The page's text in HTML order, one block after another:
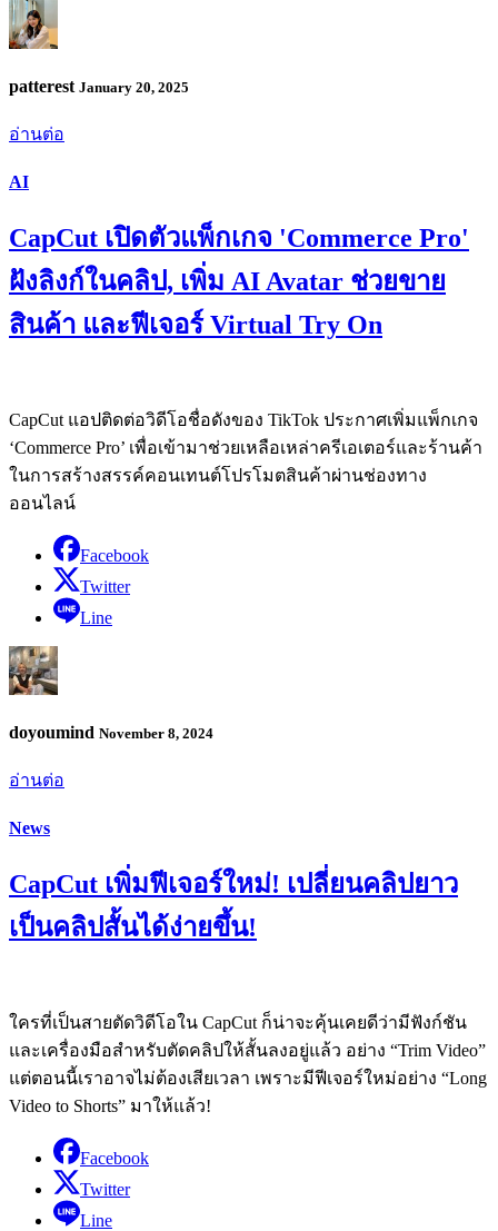
patterest January 20, 2025
อ่านต่อ
AI
CapCut เปิดตัวแพ็กเกจ 'Commerce Pro'
ฝังลิงก์ในคลิป, เพิ่ม AI Avatar ช่วยขาย
สินค้า และฟีเจอร์ Virtual Try On
CapCut แอปติดต่อวิดีโอชื่อดังของ TikTok ประกาศเพิ่มแพ็กเกจ
‘Commerce Pro’ เพื่อเข้ามาช่วยเหลือเหล่าครีเอเตอร์และร้านค้า
ในการสร้างสรรค์คอนเทนต์โปรโมตสินค้าผ่านช่องทาง
ออนไลน์
Facebook
Twitter
Line
doyoumind November 8, 2024
อ่านต่อ
News
CapCut เพิ่มฟีเจอร์ใหม่! เปลี่ยนคลิปยาว
เป็นคลิปสั้นได้ง่ายขึ้น!
ใครที่เป็นสายตัดวิดีโอใน CapCut ก็น่าจะคุ้นเคยดีว่ามีฟังก์ชัน
และเครื่องมือสำหรับตัดคลิปให้สั้นลงอยู่แล้ว อย่าง “Trim Video”
แต่ตอนนี้เราอาจไม่ต้องเสียเวลา เพราะมีฟีเจอร์ใหม่อย่าง “Long
Video to Shorts” มาให้แล้ว!
Facebook
Twitter
Line